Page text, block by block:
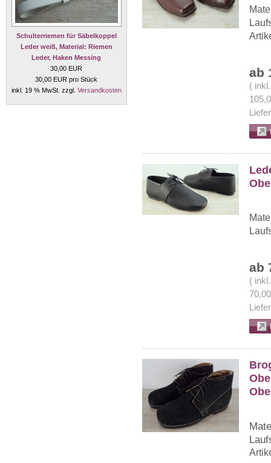
Schulterriemen für Säbelkoppel
Leder weiß, Material: Riemen
Leder, Haken Messing
30,00 EUR
30,00 EUR pro Stück
inkl. 19 % MwSt. zzgl. Versandkosten
ab
(
ab
(